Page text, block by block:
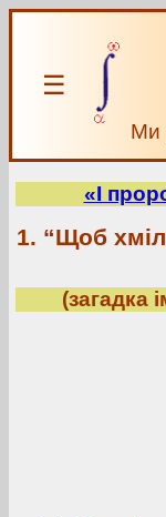
☰
Ми
«І
1. “Щоб
(загадка